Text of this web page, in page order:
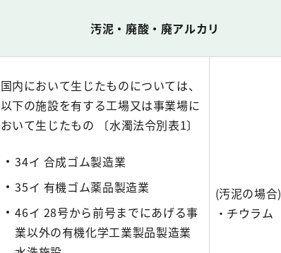
汚泥・廃酸・廃アルカリ
国内において生じたものについては、
以下の施設を有する工場又は事業場に
おいて生じたもの 〔水濁法令別表1〕
34イ 合成ゴム製造業
35イ 有機ゴム薬品製造業
46イ 28号から前号までにあげる事
業以外の有機化学工業製品製造業
(汚泥の場合)
・チウラム